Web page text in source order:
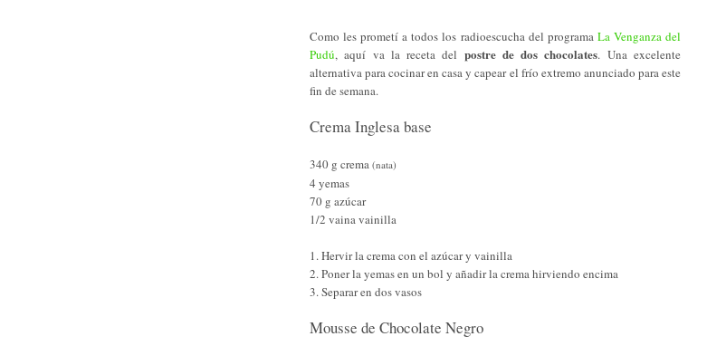
Como les prometí a todos los radioescucha del programa La Venganza del
Pudú, aquí va la receta del postre de dos chocolates. Una excelente
alternativa para cocinar en casa y capear el frío extremo anunciado para este
fin de semana.
Crema Inglesa base
340 g crema (nata)
4 yemas
70 g azúcar
1/2 vaina vainilla
1. Hervir la crema con el azúcar y vainilla
2. Poner la yemas en un bol y añadir la crema hirviendo encima
3. Separar en dos vasos
Mousse de Chocolate Negro